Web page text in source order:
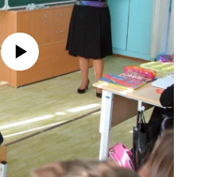
currently available